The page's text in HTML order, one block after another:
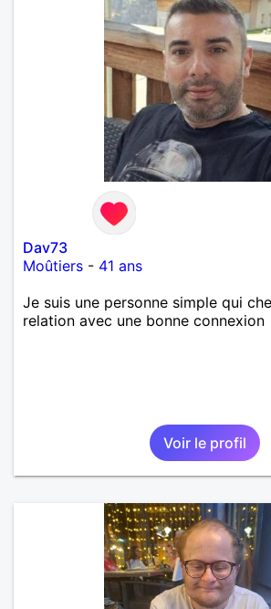
Dav73
Moûtiers - 41 ans
Je suis une personne simple qui
relation avec une bonne connexion
Voir le profil